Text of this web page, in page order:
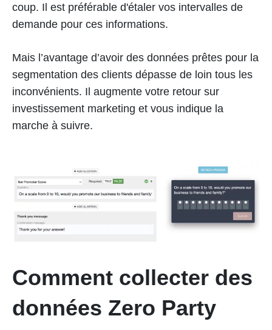
coup. Il est préférable d'étaler vos intervalles de
demande pour ces informations.
Mais l’avantage d’avoir des données prêtes pour la
segmentation des clients dépasse de loin tous les
inconvénients. Il augmente votre retour sur
investissement marketing et vous indique la
marche à suivre.
Comment collecter des
données Zero Party